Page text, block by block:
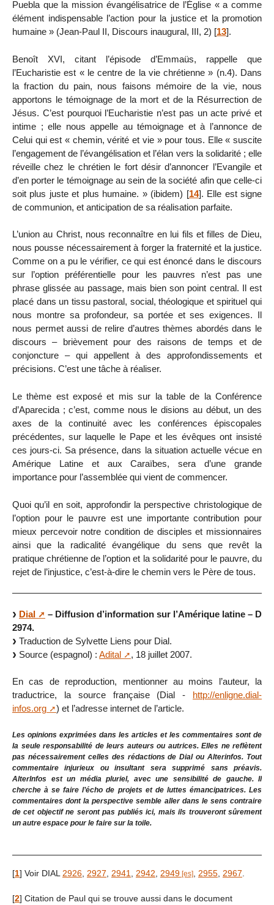
Puebla que la mission évangélisatrice de l’Église « a comme
élément indispensable l’action pour la justice et la promotion
humaine » (Jean-Paul II, Discours inaugural, III, 2) [13].
Benoît XVI, citant l’épisode d’Emmaüs, rappelle que
l’Eucharistie est « le centre de la vie chrétienne » (n.4). Dans
la fraction du pain, nous faisons mémoire de la vie, nous
apportons le témoignage de la mort et de la Résurrection de
Jésus. C’est pourquoi l’Eucharistie n’est pas un acte privé et
intime ; elle nous appelle au témoignage et à l’annonce de
Celui qui est « chemin, vérité et vie » pour tous. Elle « suscite
l’engagement de l’évangélisation et l’élan vers la solidarité ; elle
réveille chez le chrétien le fort désir d’annoncer l’Evangile et
d’en porter le témoignage au sein de la société afin que celle-ci
soit plus juste et plus humaine. » (ibidem) [14]. Elle est signe
de communion, et anticipation de sa réalisation parfaite.
L’union au Christ, nous reconnaître en lui fils et filles de Dieu,
nous pousse nécessairement à forger la fraternité et la justice.
Comme on a pu le vérifier, ce qui est énoncé dans le discours
sur l’option préférentielle pour les pauvres n’est pas une
phrase glissée au passage, mais bien son point central. Il est
placé dans un tissu pastoral, social, théologique et spirituel qui
nous montre sa profondeur, sa portée et ses exigences. Il
nous permet aussi de relire d’autres thèmes abordés dans le
discours – brièvement pour des raisons de temps et de
conjoncture – qui appellent à des approfondissements et
précisions. C’est une tâche à réaliser.
Le thème est exposé et mis sur la table de la Conférence
d’Aparecida ; c’est, comme nous le disions au début, un des
axes de la continuité avec les conférences épiscopales
précédentes, sur laquelle le Pape et les évêques ont insisté
ces jours-ci. Sa présence, dans la situation actuelle vécue en
Amérique Latine et aux Caraïbes, sera d’une grande
importance pour l’assemblée qui vient de commencer.
Quoi qu’il en soit, approfondir la perspective christologique de
l’option pour le pauvre est une importante contribution pour
mieux percevoir notre condition de disciples et missionnaires
ainsi que la radicalité évangélique du sens que revêt la
pratique chrétienne de l’option et la solidarité pour le pauvre, du
rejet de l’injustice, c’est-à-dire le chemin vers le Père de tous.
Dial
– Diffusion d’information sur l’Amérique latine – D
2974.
Traduction de Sylvette Liens pour Dial.
Source (espagnol) : Adital , 18 juillet 2007.
En cas de reproduction, mentionner au moins l’auteur, la
traductrice, la source française (Dial - http://enligne.dial-
infos.org
) et l’adresse internet de l’article.
Les opinions exprimées dans les articles et les commentaires sont de
la seule responsabilité de leurs auteurs ou autrices. Elles ne reflètent
pas nécessairement celles des rédactions de Dial ou Alterinfos. Tout
commentaire injurieux ou insultant sera supprimé sans préavis.
AlterInfos est un média pluriel, avec une sensibilité de gauche. Il
cherche à se faire l’écho de projets et de luttes émancipatrices. Les
commentaires dont la perspective semble aller dans le sens contraire
de cet objectif ne seront pas publiés ici, mais ils trouveront sûrement
un autre espace pour le faire sur la toile.
[1] Voir DIAL 2926, 2927, 2941, 2942, 2949 , 2955, 2967.
[2] Citation de Paul qui se trouve aussi dans le document